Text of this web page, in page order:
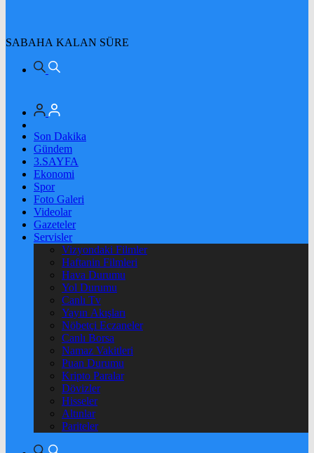
SABAHA KALAN SÜRE
Son Dakika
Gündem
3.SAYFA
Ekonomi
Spor
Foto Galeri
Videolar
Gazeteler
Servisler
Vizyondaki Filmler
Haftanin Filmleri
Hava Durumu
Yol Durumu
Canlı Tv
Yayın Akışları
Nöbetçi Eczaneler
Canlı Borsa
Namaz Vakitleri
Puan Durumu
Kripto Paralar
Dövizler
Hisseler
Altınlar
Pariteler